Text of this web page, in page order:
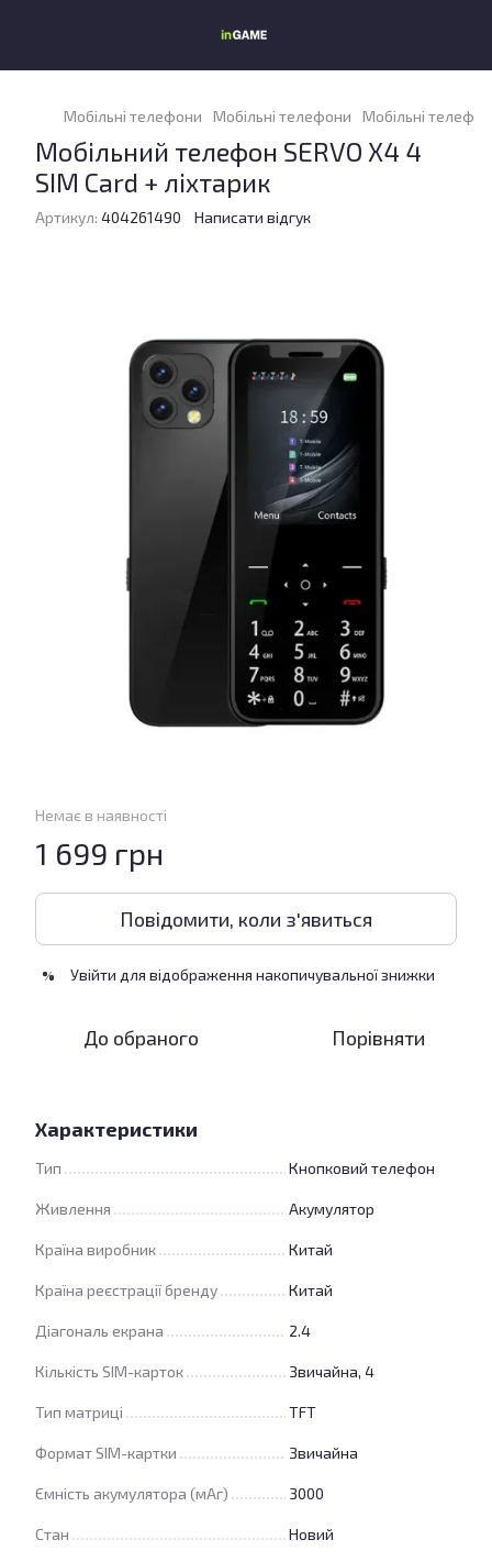
Мобільні телефони Мобільні телефони Мобільні
Мобільний телефон SERVO X4 4
SIM Card + ліхтарик
Артикул: 404261490 Написати відгук
Немає в наявності
1 699 грн
Повідомити, коли з'явиться
% Увійти для відображення накопичувальної знижки
До обраного Порівняти
Характеристики
Тип Кнопковий телефон
Живлення Акумулятор
Країна виробник Китай
Країна реєстрації бренду Китай
Діагональ екрана 2.4
Кількість SIM-карток Звичайна, 4
Тип матриці TFT
Формат SIM-картки Звичайна
Ємність акумулятора (мАг) 3000
Стан Новий